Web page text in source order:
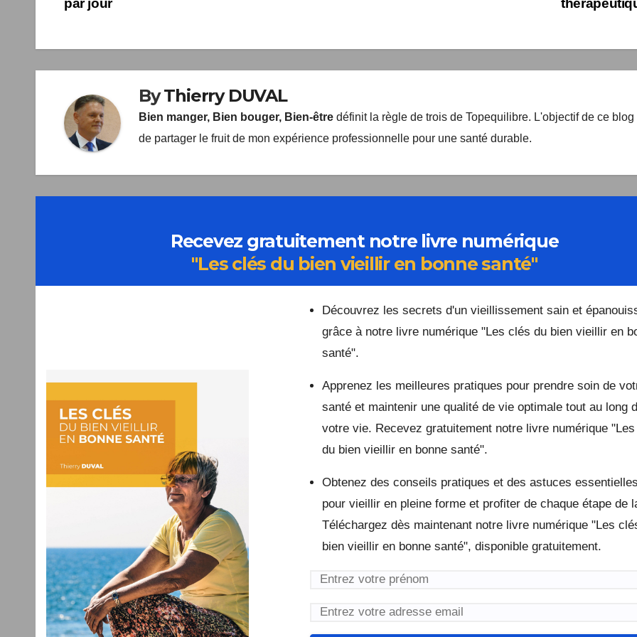
de
l’article
ByThierry DUVAL
Bien manger, Bien bouger, Bien-être définit la règle de trois de Topequilibre. L'objectif de ce blog
de partager le fruit de mon expérience professionnelle pour une santé durable.
Recevez gratuitement notre livre numérique
"Les clés du bien vieillir en bonne santé"
Découvrez les secrets d'un vieillissement sain et
grâce à notre livre numérique "Les clés du bien vieillir en
santé".
Apprenez les meilleures pratiques pour prendre soin de
santé et maintenir une qualité de vie optimale tout au long
votre vie. Recevez gratuitement notre livre numérique "Les
du bien vieillir en bonne santé".
Obtenez des conseils pratiques et des astuces essentielles
pour vieillir en pleine forme et profiter de chaque étape de la
vie. Téléchargez dès maintenant notre livre numérique "Les
clés du bien vieillir en bonne santé", disponible gratuitement.